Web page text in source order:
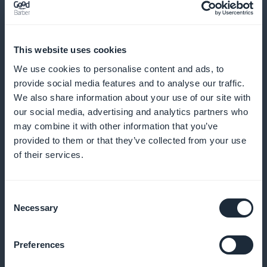
This website uses cookies
We use cookies to personalise content and ads, to
provide social media features and to analyse our traffic.
We also share information about your use of our site with
our social media, advertising and analytics partners who
may combine it with other information that you’ve
provided to them or that they’ve collected from your use
of their services.
Selection
Necessary
Preferences
Og mye, mye mer
Publisere helseartikler som er
tilgjengelige for alle
Legg til en pedagogisk helsepodkast